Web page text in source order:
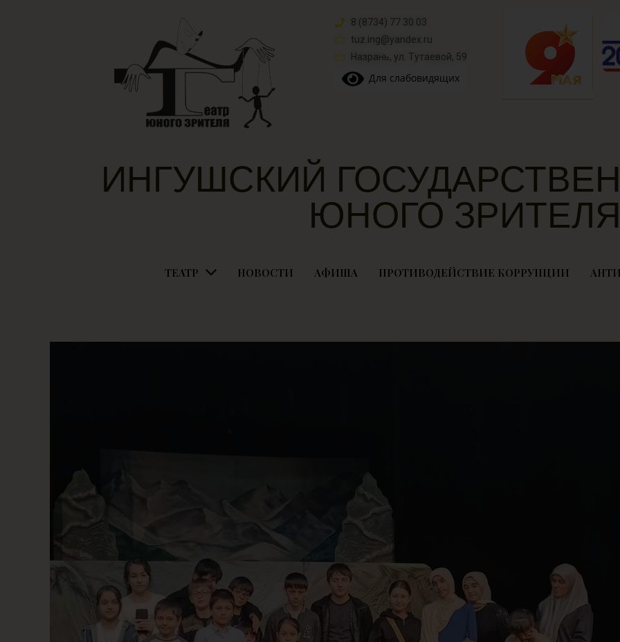
8 (8734) 77 30 03
tuz.ing@yandex.ru​
Назрань, ул. Тутаевой, 59
Для слабовидящих
ИНГУШСКИЙ
ЮНОГО
ТЕАТР НОВОСТИ АФИША ПРОТИВОДЕЙСТВИЕ КОРРУПЦИИ